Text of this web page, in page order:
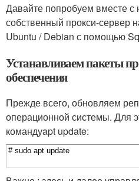
Давайте попробуем вместе с
собственный прокси-сервер
Ubuntu / Debian с помощью
Устанавливаем пакеты
обеспечения
Прежде всего, обновляем
операционной системы. Для
командуapt update: